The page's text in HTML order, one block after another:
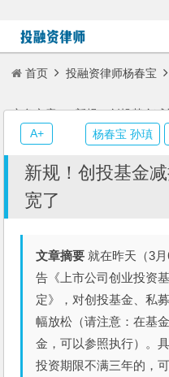
首页 投融资律师杨春宝
实务文章 新规！创投基金减
新规！创投基金
宽了
文章摘要 就在昨天（3
告《上市公司创业投资
定》，对创投基金、私
幅放松（请注意：在基
金，可以参照执行）。
投资期限不满三年的，
杨春宝 孙瑱
A+